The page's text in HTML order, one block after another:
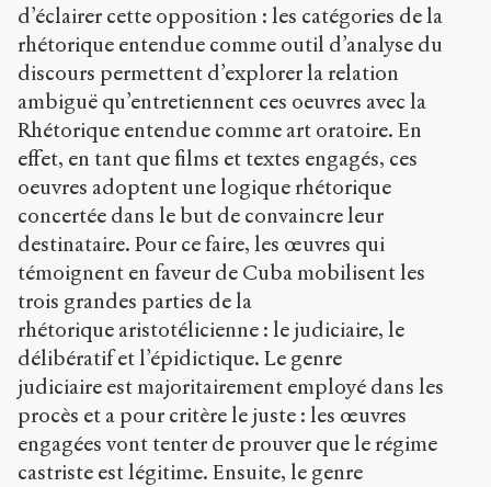
d’éclairer cette opposition : les catégories de la
rhétorique entendue comme outil d’analyse du
discours permettent d’explorer la relation
ambiguë qu’entretiennent ces oeuvres avec la
Rhétorique entendue comme art oratoire. En
effet, en tant que films et textes engagés, ces
oeuvres adoptent une logique rhétorique
concertée dans le but de convaincre leur
destinataire. Pour ce faire, les œuvres qui
témoignent en faveur de Cuba mobilisent les
trois grandes parties de la
rhétorique aristotélicienne : le judiciaire, le
délibératif et l’épidictique. Le genre
judiciaire est majoritairement employé dans les
procès et a pour critère le juste : les œuvres
engagées vont tenter de prouver que le régime
castriste est légitime. Ensuite, le genre